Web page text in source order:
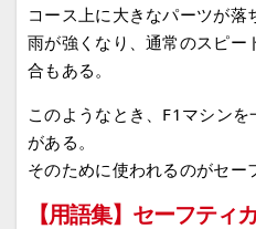
コース上に大きなパーツが落
雨が強くなり、通常のスピー
合もある。
このようなとき、F1マシン
がある。
そのために使われるのがセー
【用語集】セーフティ